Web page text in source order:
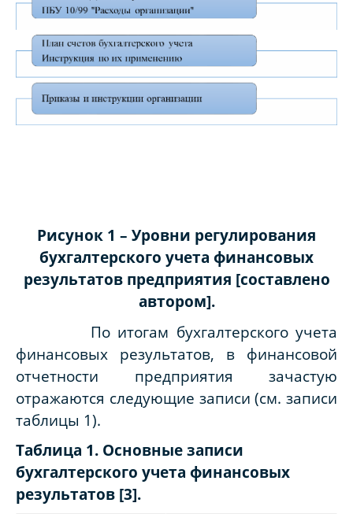
Рисунок 1 – Уровни регулирования
бухгалтерского учета финансовых
результатов предприятия [составлено
автором].
По итогам бухгалтерского учета
финансовых результатов, в финансовой
отчетности предприятия зачастую
отражаются следующие записи (см. записи
таблицы 1).
Таблица 1. Основные записи
бухгалтерского учета финансовых
результатов [3].